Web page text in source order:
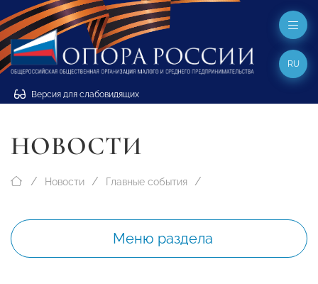
Версия для слабовидящих
RU
НОВОСТИ
Новости Главные события
Меню раздела